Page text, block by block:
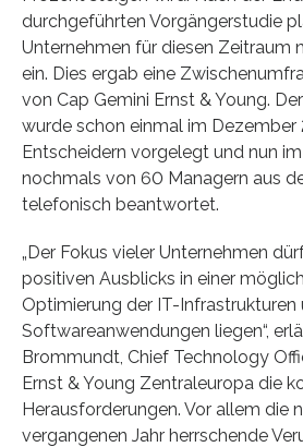
durchgeführten Vorgängerstudie
Unternehmen für diesen Zeitraum
ein. Dies ergab eine
von Cap Gemini Ernst & Young.
wurde schon einmal im Dezember
Entscheidern vorgelegt und nun
nochmals von 60 Managern aus
telefonisch beantwortet.
„Der Fokus vieler Unternehmen
positiven Ausblicks in einer
Optimierung der IT-Infrastrukturen
Softwareanwendungen liegen“,
Brommundt, Chief Technology
Ernst & Young Zentraleuropa die
Herausforderungen. Vor allem die
vergangenen Jahr herrschende